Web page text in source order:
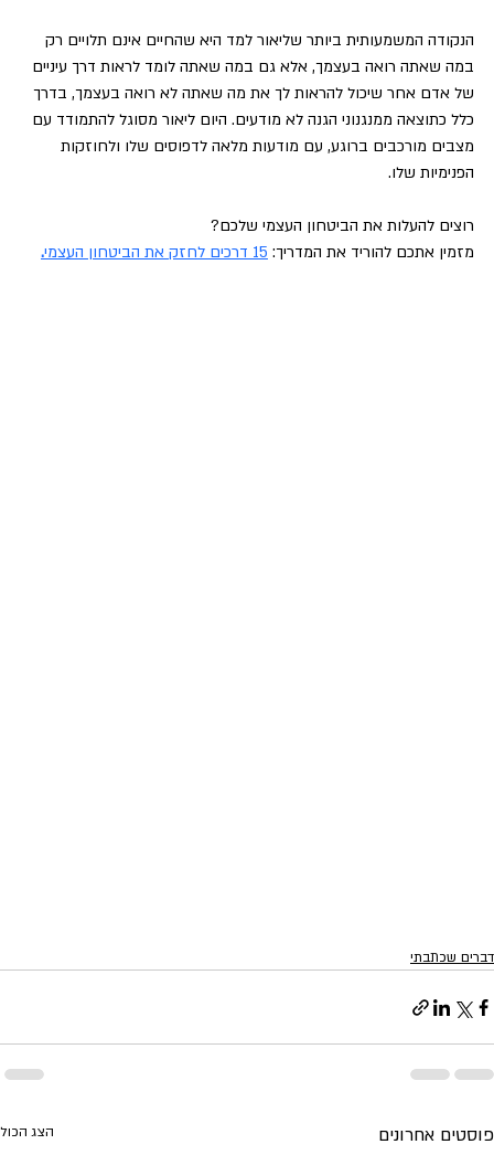
הנקודה המשמעותית ביותר שליאור למד היא שהחיים אינם תלויים רק
במה שאתה רואה בעצמך, אלא גם במה שאתה לומד לראות דרך עיניים
של אדם אחר שיכול להראות לך את מה שאתה לא רואה בעצמך, בדרך
כלל כתוצאה ממנגנוני הגנה לא מודעים. היום ליאור מסוגל להתמודד עם
מצבים מורכבים ברוגע, עם מודעות מלאה לדפוסים שלו ולחוזקות
הפנימיות שלו.
רוצים להעלות את הביטחון העצמי שלכם?
מזמין אתכם להוריד את המדריך: 15 דרכים לחזק את הביטחון העצמי .
דברים שכתבתי
פוסטים אחרונים הצג הכול